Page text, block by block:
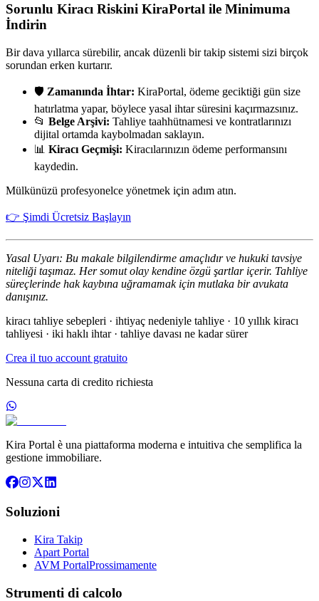
Sorunlu Kiracı Riskini KiraPortal ile Minimuma
İndirin
Bir dava yıllarca sürebilir, ancak düzenli bir takip sistemi sizi birçok
sorundan erken kurtarır.
🛡️ Zamanında İhtar: KiraPortal, ödeme geciktiği gün size
hatırlatma yapar, böylece yasal ihtar süresini kaçırmazsınız.
📂 Belge Arşivi: Tahliye taahhütnamesi ve kontratlarınızı
dijital ortamda kaybolmadan saklayın.
📊 Kiracı Geçmişi: Kiracılarınızın ödeme performansını
kaydedin.
Mülkünüzü profesyonelce yönetmek için adım atın.
👉 Şimdi Ücretsiz Başlayın
Yasal Uyarı: Bu makale bilgilendirme amaçlıdır ve hukuki tavsiye
niteliği taşımaz. Her somut olay kendine özgü şartlar içerir. Tahliye
süreçlerinde hak kaybına uğramamak için mutlaka bir avukata
danışınız.
kiracı tahliye sebepleri · ihtiyaç nedeniyle tahliye · 10 yıllık kiracı
tahliyesi · iki haklı ihtar · tahliye davası ne kadar sürer
Crea il tuo account gratuito
Nessuna carta di credito richiesta
Kira Portal è una piattaforma moderna e intuitiva che semplifica la
gestione immobiliare.
Soluzioni
Kira Takip
Apart Portal
AVM PortalProssimamente
Strumenti di calcolo